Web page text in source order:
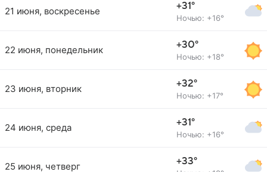
21 июня, воскресенье +31°
Ночью: +16°
22 июня, понедельник +30°
Ночью: +18°
23 июня, вторник +32°
Ночью: +17°
24 июня, среда +31°
Ночью: +16°
25 июня, четверг +33°